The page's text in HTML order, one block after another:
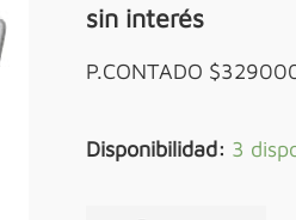
sin interés
P.CONTADO
Disponibilidad: 3